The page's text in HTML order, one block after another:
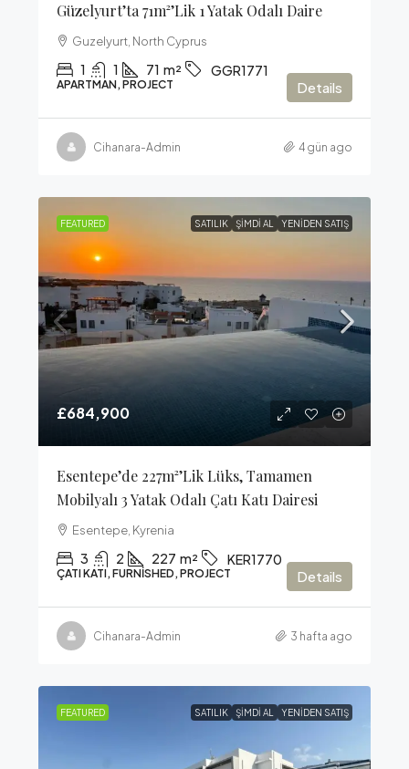
Güzelyurt’ta 71m²’lik 1 Yatak Odalı Daire
Guzelyurt, North Cyprus
1 1 71 m² GGR1771
APARTMAN, PROJECT Details
Cihanara-Admin 4 gün ago
FEATURED SATILIK ŞIMDI AL YENIDEN SATIŞ
£684,900
Esentepe’de 227m²’lik Lüks, Tamamen
Mobilyalı 3 Yatak Odalı Çatı Katı Dairesi
Esentepe, Kyrenia
3 2 227 m² KER1770
ÇATI KATI, FURNISHED, PROJECT Details
Cihanara-Admin 3 hafta ago
FEATURED SATILIK ŞIMDI AL YENIDEN SATIŞ